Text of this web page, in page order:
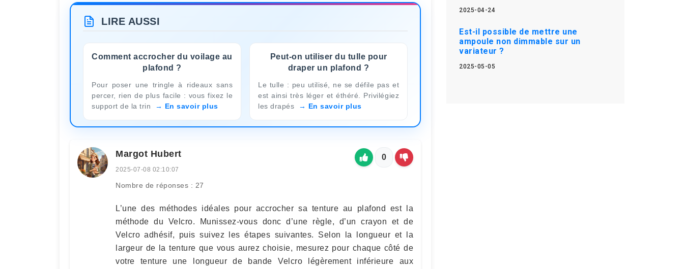
LIRE AUSSI
Comment accrocher du voilage au
plafond ?
Pour poser une tringle à rideaux sans
percer, rien de plus facile : vous fixez le
support de la trin
En savoir plus
Peut-on utiliser du tulle pour
draper un plafond ?
Le tulle : peu utilisé, ne se défile pas et
est ainsi très léger et éthéré. Privilégiez
les drapés
En savoir plus
Margot Hubert
2025-07-08 02:10:07
Nombre de réponses : 27
0
L’une des méthodes idéales pour accrocher sa tenture au plafond est la
méthode du Velcro. Munissez-vous donc d’une règle, d’un crayon et de
Velcro adhésif, puis suivez les étapes suivantes. Selon la longueur et la
largeur de la tenture que vous aurez choisie, mesurez pour chaque côté de
votre tenture une longueur de bande Velcro légèrement inférieure aux
2025-04-24
Est-il possible de mettre une
ampoule non dimmable sur un
variateur ?
2025-05-05